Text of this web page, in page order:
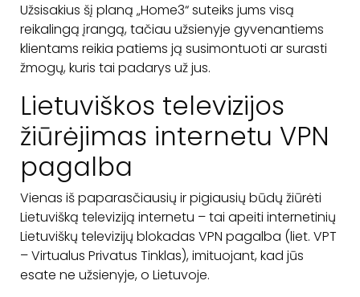
Užsisakius šį planą „Home3“ suteiks jums visą
reikalingą įrangą, tačiau užsienyje gyvenantiems
klientams reikia patiems ją susimontuoti ar surasti
žmogų, kuris tai padarys už jus.
Lietuviškos televizijos
žiūrėjimas internetu VPN
pagalba
Vienas iš paparasčiausių ir pigiausių būdų žiūrėti
Lietuvišką televiziją internetu – tai apeiti internetinių
Lietuviškų televizijų blokadas VPN pagalba (liet. VPT
– Virtualus Privatus Tinklas), imituojant, kad jūs
esate ne užsienyje, o Lietuvoje.